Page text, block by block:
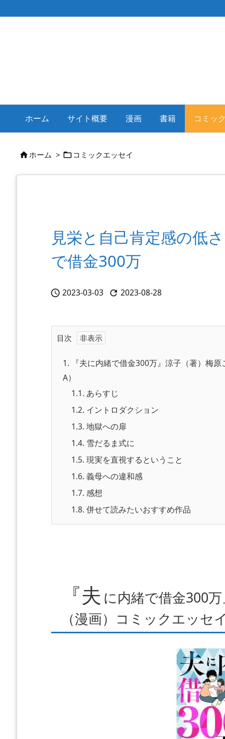
ホーム サイト概要 漫画 書籍 コミッ
ホーム >  コミックエッセイ
見栄と自己肯定感の低
で借金300万
 2023-03-03  2023-08-28
目次
1. 『夫に内緒で借金300万』涼子（著）梅
A）
1.1. あらすじ
1.2. イントロダクション
1.3. 地獄への扉
1.4. 雪だるま式に
1.5. 現実を直視するということ
1.6. 義母への違和感
1.7. 感想
1.8. 併せて読みたいおすすめ作品
『夫 に内緒で借金300
（漫画）コミックエッセ